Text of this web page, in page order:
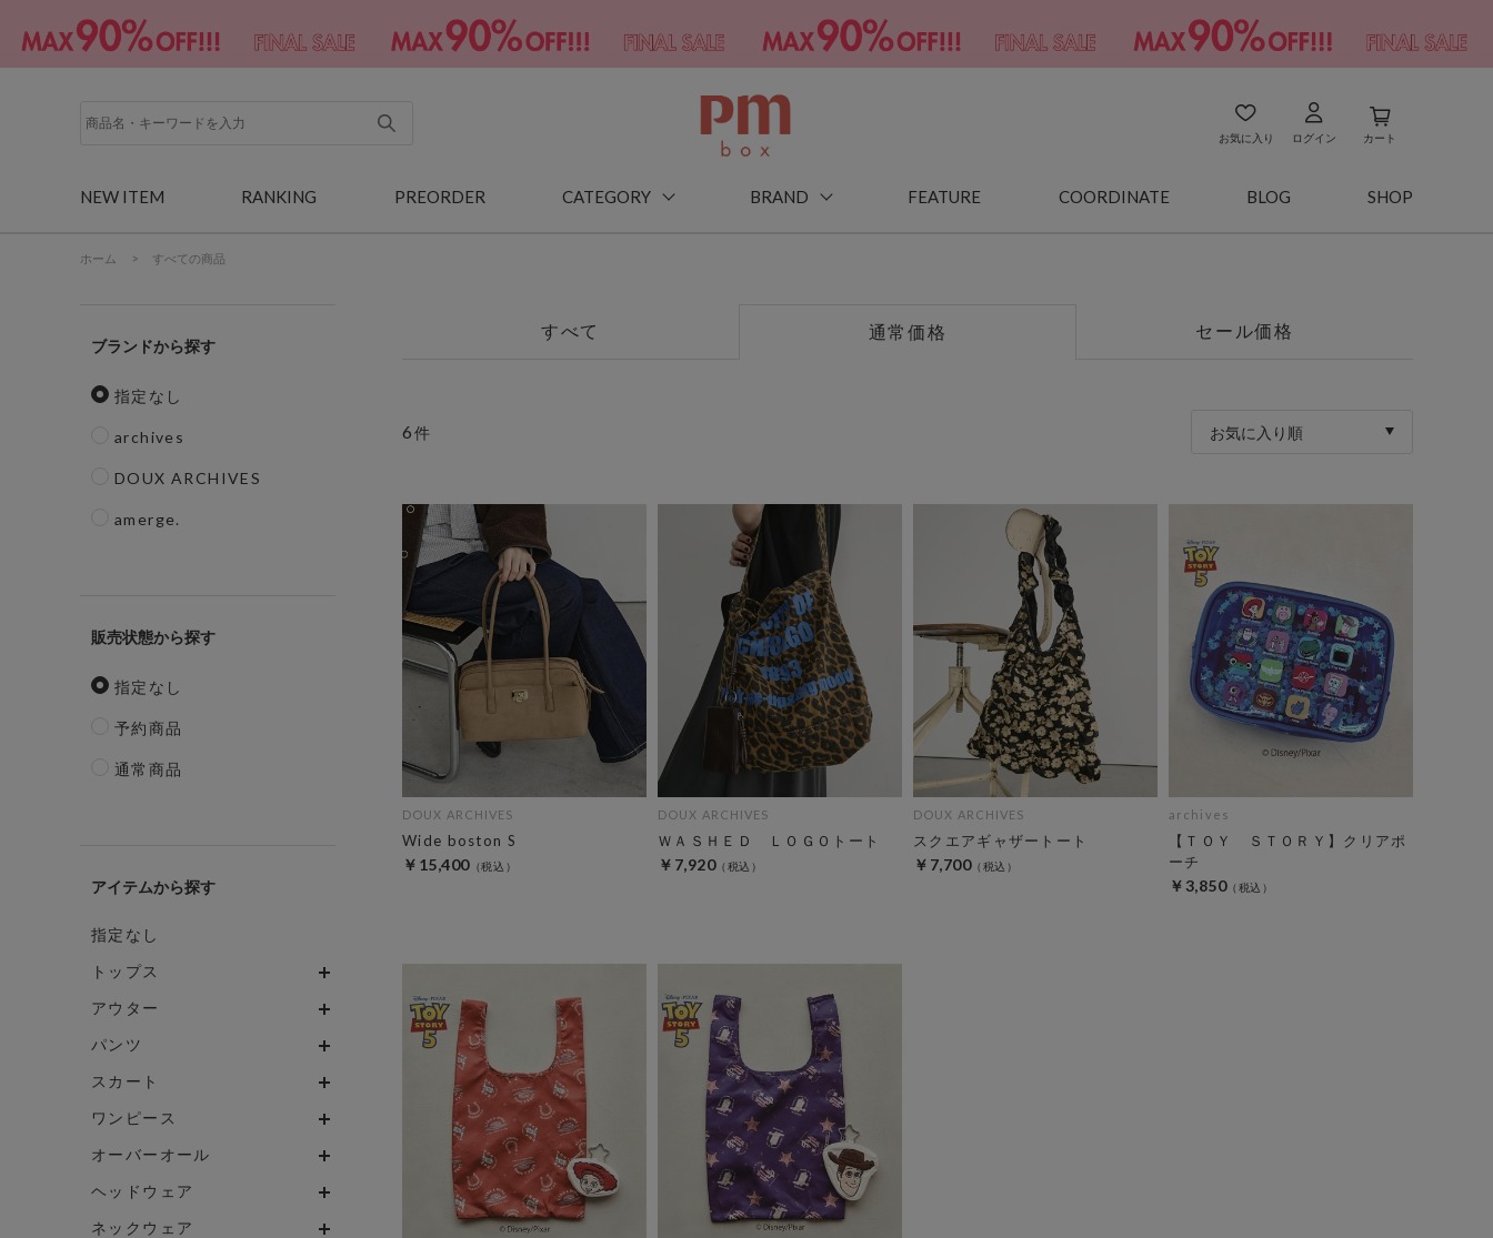
お気に入り ログイン カート
NEW ITEM RANKING PREORDER CATEGORY BRAND FEATURE COORDINATE BLOG SHOP
ホーム > すべての商品
ブランド
指定なし
archives
DOUX ARCHIVES
amerge.
販売状態
指定なし
予約商品
通常商品
アイテム
指定なし
トップス
アウター
パンツ
スカート
ワンピース
オーバーオール
ヘッドウェア
ネックウェア
すべて 通常価格 セール価格
6件 お気に入り順
DOUX ARCHIVES
Wide boston S
￥15,400
DOUX ARCHIVES
ＷＡＳＨＥＤ ＬＯＧＯトート
￥7,920
DOUX ARCHIVES
スクエアギャザートート
￥7,700
archives
【ＴＯＹ ＳＴＯＲＹ】クリアポ
ーチ
￥3,850